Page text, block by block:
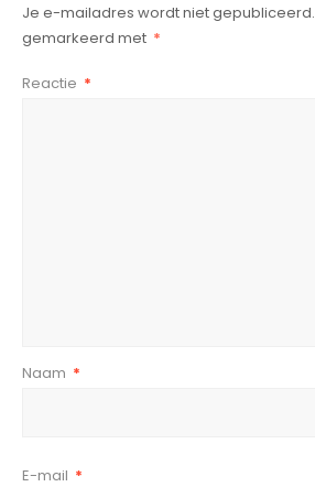
Je e-mailadres wordt niet gepubliceerd.
gemarkeerd met *
Reactie *
Naam *
E-mail *